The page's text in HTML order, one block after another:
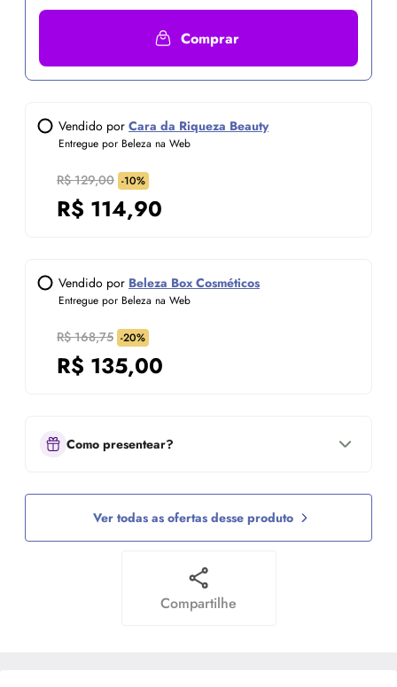
Comprar
Vendido por Cara da Riqueza Beauty
Entregue por Beleza na Web
R$ 129,00 -10%
R$ 114,90
Vendido por Beleza Box Cosméticos
Entregue por Beleza na Web
R$ 168,75 -20%
R$ 135,00
Como presentear?
Ver todas as ofertas desse produto
Compartilhe